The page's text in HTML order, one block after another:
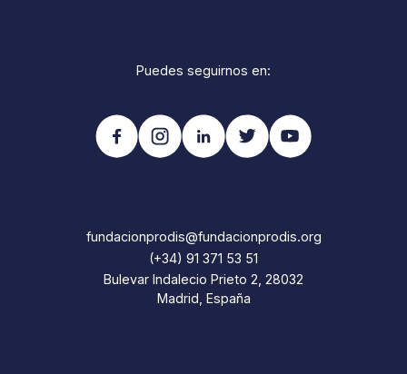
Puedes seguirnos en:
fundacionprodis@fundacionprodis.org
(+34) 91 371 53 51
Bulevar Indalecio Prieto 2, 28032
Madrid, España